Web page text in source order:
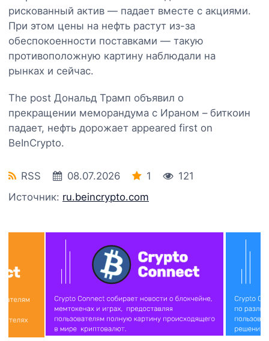
рискованный актив — падает вместе с акциями.
При этом цены на нефть растут из-за
обеспокоенности поставками — такую
противоположную картину наблюдали на
рынках и сейчас.
The post Дональд Трамп объявил о
прекращении меморандума с Ираном – биткоин
падает, нефть дорожает appeared first on
BeInCrypto.
RSS 08.07.2026 1
121
Источник: ru.beincrypto.com